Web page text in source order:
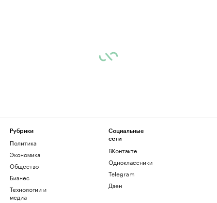
Рубрики
Политика
Экономика
Общество
Бизнес
Технологии и
медиа
Социальные
сети
ВКонтакте
Одноклассники
Telegram
Дзен